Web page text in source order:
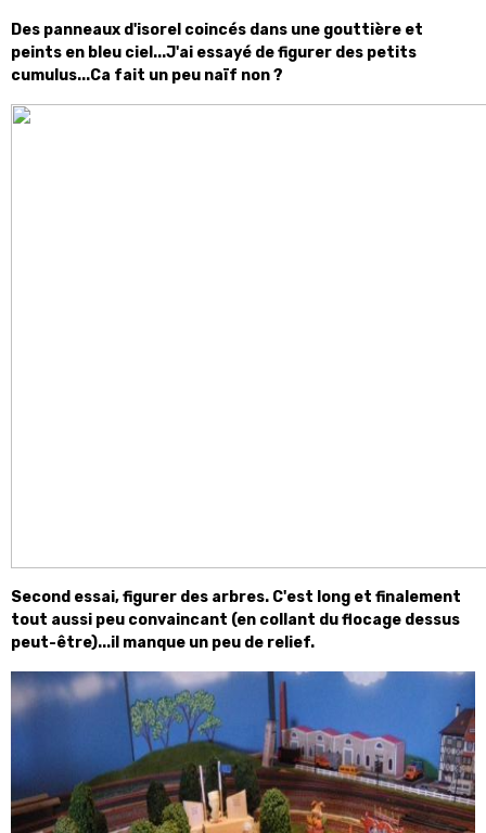
Des panneaux d'isorel coincés dans une gouttière et
peints en bleu ciel...J'ai essayé de figurer des petits
cumulus...Ca fait un peu naïf non ?
Second essai, figurer des arbres. C'est long et finalement
tout aussi peu convaincant (en collant du flocage dessus
peut-être)...il manque un peu de relief.